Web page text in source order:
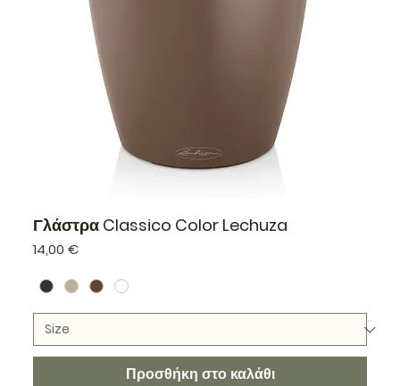
Γλάστρα Classico Color Lechuza
Τιμή
14,00 €
Προσθήκη στο καλάθι